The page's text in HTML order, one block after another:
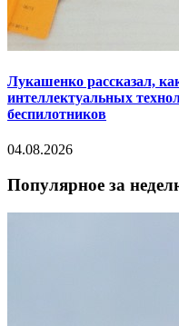
Лукашенко рассказал,
интеллектуальных
беспилотников
04.08.2026
Популярное за